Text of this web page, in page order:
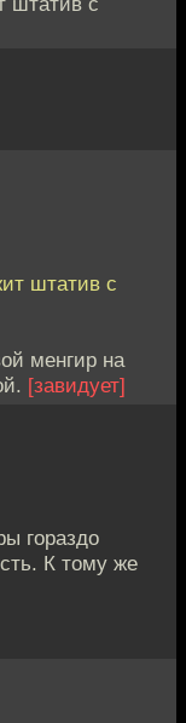
штатив с
менгир на
[завидует]
гораздо
К тому же